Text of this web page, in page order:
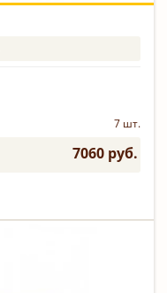
7 шт.
7060 руб.